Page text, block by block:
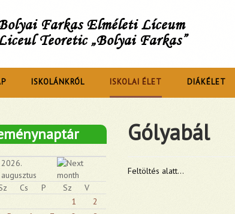
Farkas Elméleti Líceum
Teoretic „Bolyai Farkas”
ISKOLÁNKRÓL ISKOLAI ÉLET DIÁKÉLET
Gólyabál
Feltöltés alatt...
2026.
augusztus
Cs P Sz
V
1
2